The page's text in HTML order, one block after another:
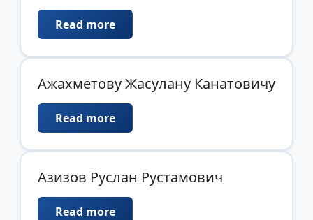
Read more
Ажахметову Жасулану Канатовичу
Read more
Азизов Руслан Рустамович
Read more